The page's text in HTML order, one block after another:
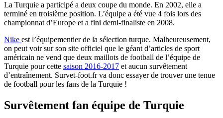
La Turquie a participé a deux coupe du monde. En 2002, elle a
terminé en troisième position. L’équipe a été vue 4 fois lors des
championnat d’Europe et a fini demi-finaliste en 2008.
Nike est l’équipementier de la sélection turque. Malheureusement,
on peut voir sur son site officiel que le géant d’articles de sport
américain ne vend que deux maillots de football de l’équipe de
Turquie pour cette saison 2016-2017 et aucun survêtement
d’entraînement. Survet-foot.fr va donc essayer de trouver une tenue
de football pour les fans de la Turquie !
Survêtement fan équipe de Turquie